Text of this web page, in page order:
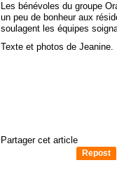
Les bénévoles du groupe
un peu de bonheur aux
soulagent les équipes
Texte et photos de Jeanine.
Partager cet article
Repost